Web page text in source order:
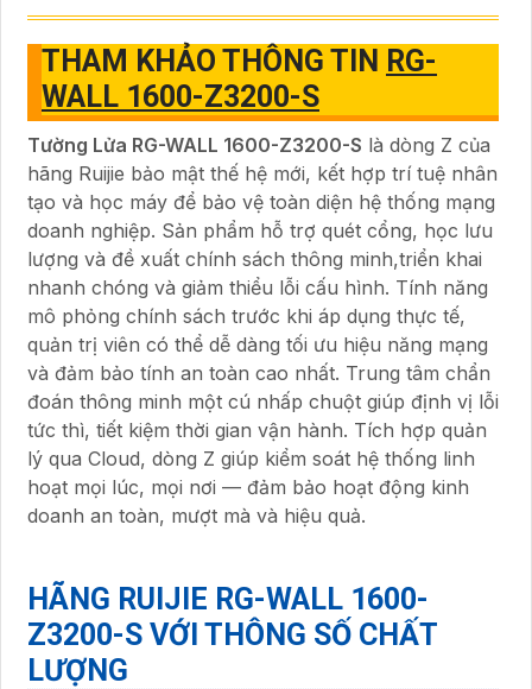
THAM KHẢO THÔNG TIN RG-
WALL 1600-Z3200-S
Tường Lửa RG-WALL 1600-Z3200-S là dòng Z của
hãng Ruijie bảo mật thế hệ mới, kết hợp trí tuệ nhân
tạo và học máy để bảo vệ toàn diện hệ thống mạng
doanh nghiệp. Sản phẩm hỗ trợ quét cổng, học lưu
lượng và đề xuất chính sách thông minh,triển khai
nhanh chóng và giảm thiểu lỗi cấu hình. Tính năng
mô phỏng chính sách trước khi áp dụng thực tế,
quản trị viên có thể dễ dàng tối ưu hiệu năng mạng
và đảm bảo tính an toàn cao nhất. Trung tâm chẩn
đoán thông minh một cú nhấp chuột giúp định vị lỗi
tức thì, tiết kiệm thời gian vận hành. Tích hợp quản
lý qua Cloud, dòng Z giúp kiểm soát hệ thống linh
hoạt mọi lúc, mọi nơi — đảm bảo hoạt động kinh
doanh an toàn, mượt mà và hiệu quả.
HÃNG RUIJIE RG-WALL 1600-
Z3200-S VỚI THÔNG SỐ CHẤT
LƯỢNG